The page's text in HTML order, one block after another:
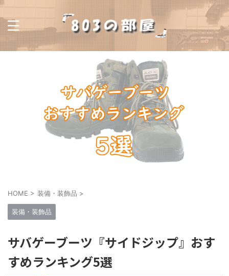
HOME > 装備・装飾品 >
装備・装飾品
サバゲーブーツ『サイドジップ』おす
すめランキング5選